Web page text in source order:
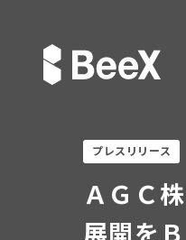
プレスリリース
ＡＧＣ